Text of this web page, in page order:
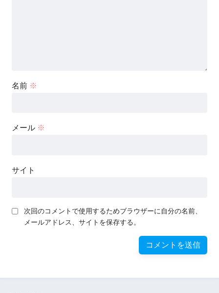
名前 ※
メール ※
サイト
次回のコメントで使用するためブラウザーに自分の名前、
メールアドレス、サイトを保存する。